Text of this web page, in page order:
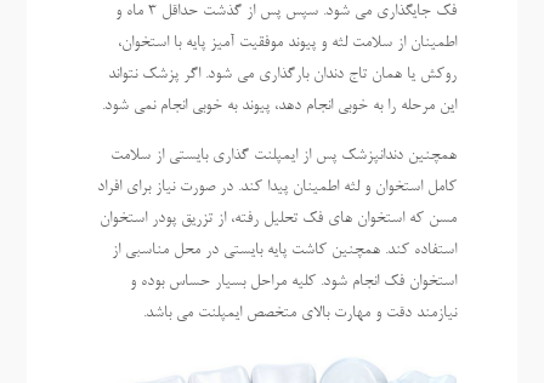
فک جایگذاری می شود. سپس پس از گذشت حداقل ۳ ماه و
اطمینان از سلامت لثه و پیوند موفقیت آمیز پایه با استخوان،
روکش یا همان تاج دندان بارگذاری می شود. اگر پزشک نتواند
این مرحله را به خوبی انجام دهد، پیوند به خوبی انجام نمی شود.
همچنین دندانپزشک پس از ایمپلنت گذاری بایستی از سلامت
کامل استخوان و لثه اطمینان پیدا کند. در صورت نیاز برای افراد
مسن که استخوان های فک تحلیل رفته، از تزریق پودر استخوان
استفاده کند. همچنین کاشت پایه بایستی در محل مناسبی از
استخوان فک انجام شود. کلیه مراحل بسیار حساس بوده و
نیازمند دقت و مهارت بالای متخصص ایمپلنت می باشد.